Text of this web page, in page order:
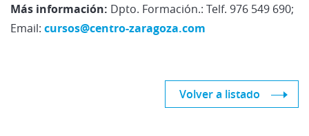
Más información: Dpto. Formación.: Telf. 976 549 690;
Email: cursos@centro-zaragoza.com
Volver a listado